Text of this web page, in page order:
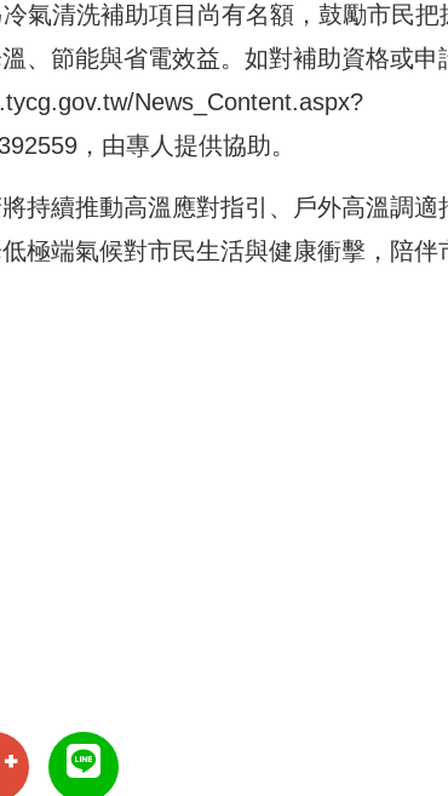
氣清洗補助項目尚有名額，鼓勵市民把
、節能與省電效益。如對補助資格或申
News_Content.aspx?
，由專人提供協助。
持續推動高溫應對指引、戶外高溫調適
極端氣候對市民生活與健康衝擊，陪伴